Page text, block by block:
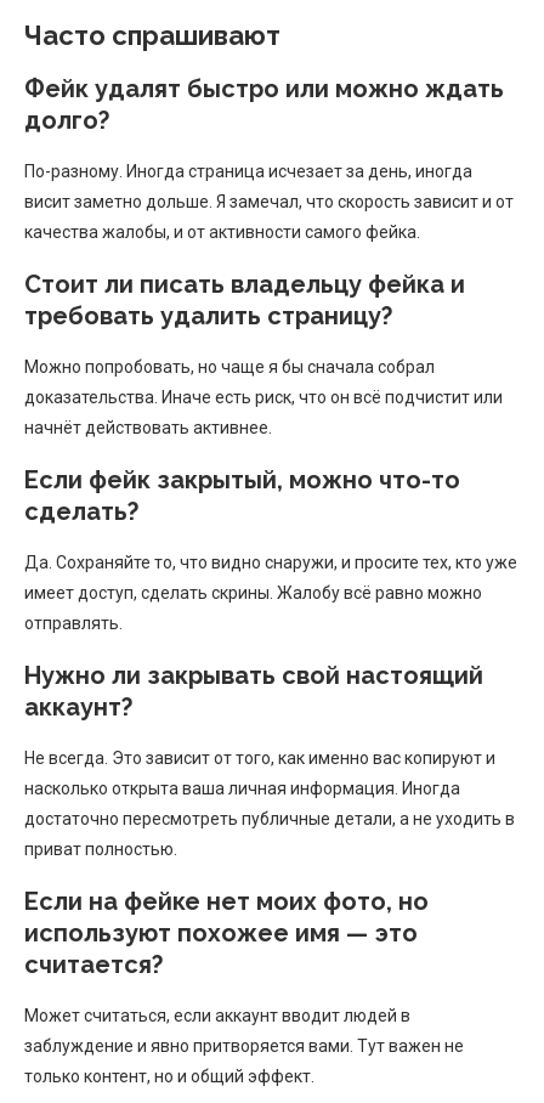
Часто спрашивают
Фейк удалят быстро или можно ждать
долго?
По-разному. Иногда страница исчезает за день, иногда
висит заметно дольше. Я замечал, что скорость зависит и от
качества жалобы, и от активности самого фейка.
Стоит ли писать владельцу фейка и
требовать удалить страницу?
Можно попробовать, но чаще я бы сначала собрал
доказательства. Иначе есть риск, что он всё подчистит или
начнёт действовать активнее.
Если фейк закрытый, можно что-то
сделать?
Да. Сохраняйте то, что видно снаружи, и просите тех, кто уже
имеет доступ, сделать скрины. Жалобу всё равно можно
отправлять.
Нужно ли закрывать свой настоящий
аккаунт?
Не всегда. Это зависит от того, как именно вас копируют и
насколько открыта ваша личная информация. Иногда
достаточно пересмотреть публичные детали, а не уходить в
приват полностью.
Если на фейке нет моих фото, но
используют похожее имя — это
считается?
Может считаться, если аккаунт вводит людей в
заблуждение и явно притворяется вами. Тут важен не
только контент, но и общий эффект.